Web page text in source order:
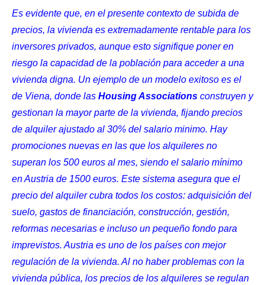
Es evidente que, en el presente contexto de subida de
precios, la vivienda es extremadamente rentable para los
inversores privados, aunque esto signifique poner en
riesgo la capacidad de la población para acceder a una
vivienda digna. Un ejemplo de un modelo exitoso es el
de Viena, donde las Housing Associations construyen y
gestionan la mayor parte de la vivienda, fijando precios
de alquiler ajustado al 30% del salario minimo. Hay
promociones nuevas en las que los alquileres no
superan los 500 euros al mes, siendo el salario mínimo
en Austria de 1500 euros. Este sistema asegura que el
precio del alquiler cubra todos los costos: adquisición del
suelo, gastos de financiación, construcción, gestión,
reformas necesarias e incluso un pequeño fondo para
imprevistos. Austria es uno de los países con mejor
regulación de la vivienda. Al no haber problemas con la
vivienda pública, los precios de los alquileres se regulan